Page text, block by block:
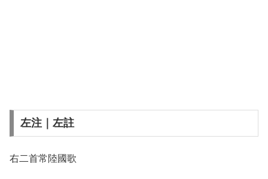
左注｜左註
右二首常陸國歌